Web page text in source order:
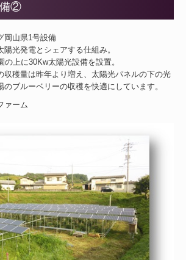
備②
岡山県1号設備
光発電とシェアする仕組み。
上に30Kw太陽光設備を設置。
収穫量は昨年より増え、太陽光パネルの下の光
ブルーベリーの収穫を快適にしています。
ァーム